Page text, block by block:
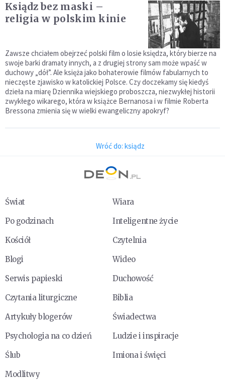
Ksiądz bez maski –
religia w polskim kinie
Zawsze chciałem obejrzeć polski film o losie księdza, który bierze na
swoje barki dramaty innych, a z drugiej strony sam może wpaść w
duchowy „dół”. Ale księża jako bohaterowie filmów fabularnych to
nieczęste zjawisko w katolickiej Polsce. Czy doczekamy się kiedyś
dzieła na miarę Dziennika wiejskiego proboszcza, niezwykłej historii
zwykłego wikarego, która w książce Bernanosa i w filmie Roberta
Bressona zmienia się w wielki ewangeliczny apokryf?
Wróć do: ksiądz
Świat
Wiara
Po godzinach
Inteligentne życie
Kościół
Czytelnia
Blogi
Wideo
Serwis papieski
Duchowość
Czytania liturgiczne
Biblia
Artykuły blogerów
Świadectwa
Psychologia na co dzień
Ludzie i inspiracje
Ślub
Imiona i święci
Modlitwy